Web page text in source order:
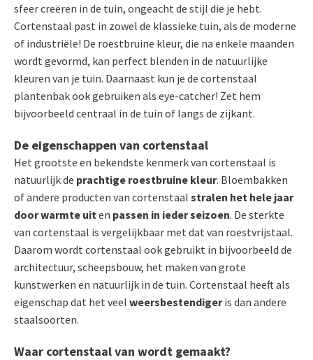
sfeer creëren in de tuin, ongeacht de stijl die je hebt.
Cortenstaal past in zowel de klassieke tuin, als de moderne
of industriële! De roestbruine kleur, die na enkele maanden
wordt gevormd, kan perfect blenden in de natuurlijke
kleuren van je tuin. Daarnaast kun je de cortenstaal
plantenbak ook gebruiken als eye-catcher! Zet hem
bijvoorbeeld centraal in de tuin of langs de zijkant.
De eigenschappen van cortenstaal
Het grootste en bekendste kenmerk van cortenstaal is
natuurlijk de prachtige roestbruine kleur. Bloembakken
of andere producten van cortenstaal stralen het hele jaar
door warmte uit en passen in ieder seizoen. De sterkte
van cortenstaal is vergelijkbaar met dat van roestvrijstaal.
Daarom wordt cortenstaal ook gebruikt in bijvoorbeeld de
architectuur, scheepsbouw, het maken van grote
kunstwerken en natuurlijk in de tuin. Cortenstaal heeft als
eigenschap dat het veel weersbestendigeris dan andere
staalsoorten.
Waar cortenstaal van wordt gemaakt?